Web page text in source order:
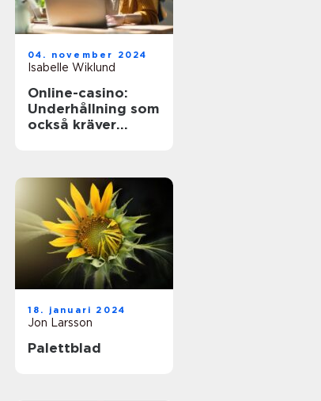
04. november 2024
Isabelle Wiklund
Online-casino:
Underhållning som
också kräver
18. januari 2024
Jon Larsson
Palettblad